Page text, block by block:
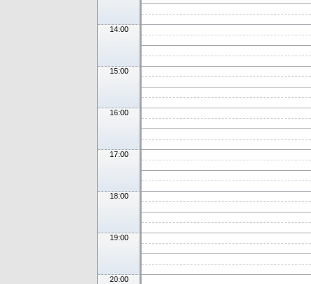
14:00
15:00
16:00
17:00
18:00
19:00
20:00